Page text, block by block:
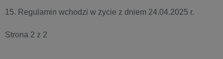
15. Regulamin wchodzi w życie z dniem 24.04.2025 r.
Strona 2 z 2